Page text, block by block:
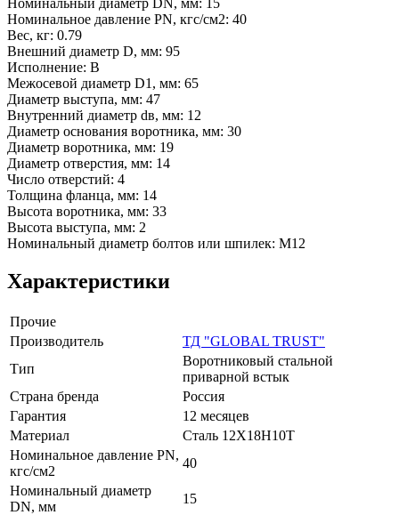
Номинальное давление PN, кгс/см2: 40
Вес, кг: 0.79
Внешний диаметр D, мм: 95
Исполнение: В
Межосевой диаметр D1, мм: 65
Диаметр выступа, мм: 47
Внутренний диаметр dв, мм: 12
Диаметр основания воротника, мм: 30
Диаметр воротника, мм: 19
Диаметр отверстия, мм: 14
Число отверстий: 4
Толщина фланца, мм: 14
Высота воротника, мм: 33
Высота выступа, мм: 2
Номинальный диаметр болтов или шпилек: М12
Характеристики
Прочие
Производитель
ТД "GLOBAL TRUST"
Тип
Воротниковый стальной
приварной встык
Страна бренда
Россия
Гарантия
12 месяцев
Материал
Сталь 12Х18Н10Т
Номинальное давление PN,
кгс/см2
40
Номинальный диаметр
DN, мм
15